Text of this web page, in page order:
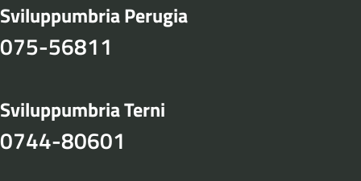
Sviluppumbria Perugia
075-56811
Sviluppumbria Terni
0744-80601